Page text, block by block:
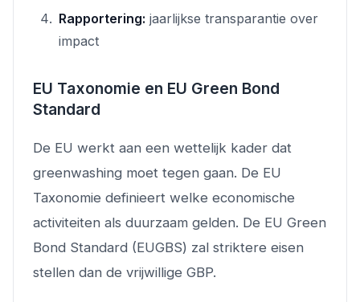
Rapportering: jaarlijkse transparantie over
impact
EU Taxonomie en EU Green Bond
Standard
De EU werkt aan een wettelijk kader dat
greenwashing moet tegen gaan. De EU
Taxonomie definieert welke economische
activiteiten als duurzaam gelden. De EU Green
Bond Standard (EUGBS) zal striktere eisen
stellen dan de vrijwillige GBP.